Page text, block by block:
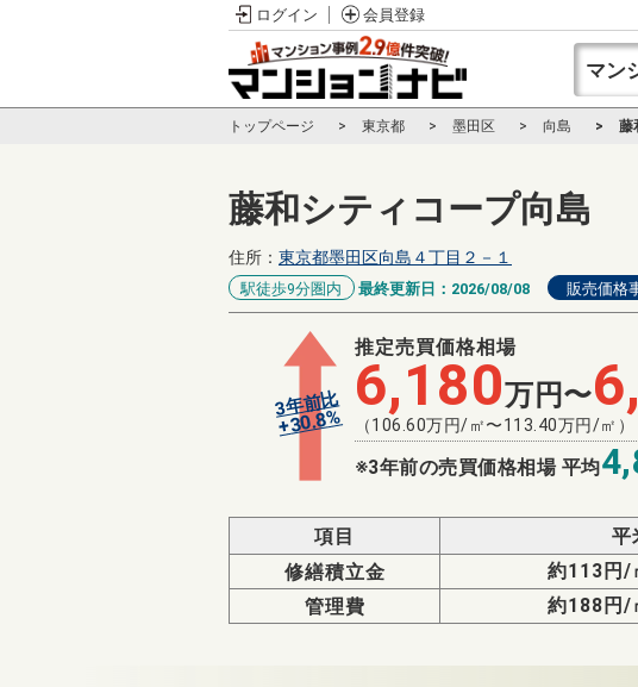
ログイン 会員登録
トップページ 東京都 墨田区 向島 藤
藤和シティコープ向島
住所： 東京都墨田区向島４丁目２－１
駅徒歩9分圏内 最終更新日： 2026/08/08 販売価格
3年前比
+30.8%
推定売買価格相場
6,180万円〜
（106.60万円/㎡〜113.40万円/㎡）
※3年前の売買価格相場 平均
項目
平
修繕積立金
約113円/
管理費 約188円/